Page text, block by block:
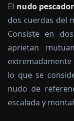
El nudo
dos cuerdas del
Consiste en
aprietan
lo que se
nudo de
escalada y